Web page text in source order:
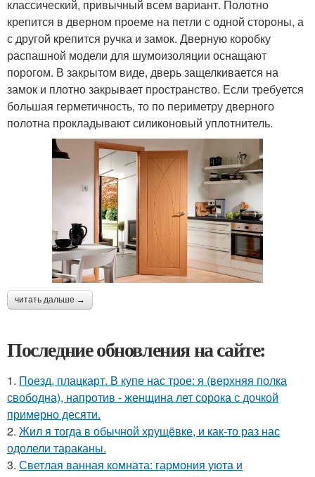
классический, привычный всем вариант. Полотно
крепится в дверном проеме на петли с одной стороны, а
с другой крепится ручка и замок. Дверную коробку
распашной модели для шумоизоляции оснащают
порогом. В закрытом виде, дверь защелкивается на
замок и плотно закрывает пространство. Если требуется
большая герметичность, то по периметру дверного
полотна прокладывают силиконовый уплотнитель.
читать дальше →
Последние обновления на сайте:
1. Поезд, плацкарт. В купе нас трое: я (верхняя полка
свободна), напротив - женщина лет сорока с дочкой
примерно десяти.
2. Жил я тогда в обычной хрущёвке, и как-то раз нас
одолели тараканы.
3. Светлая ванная комната: гармония уюта и